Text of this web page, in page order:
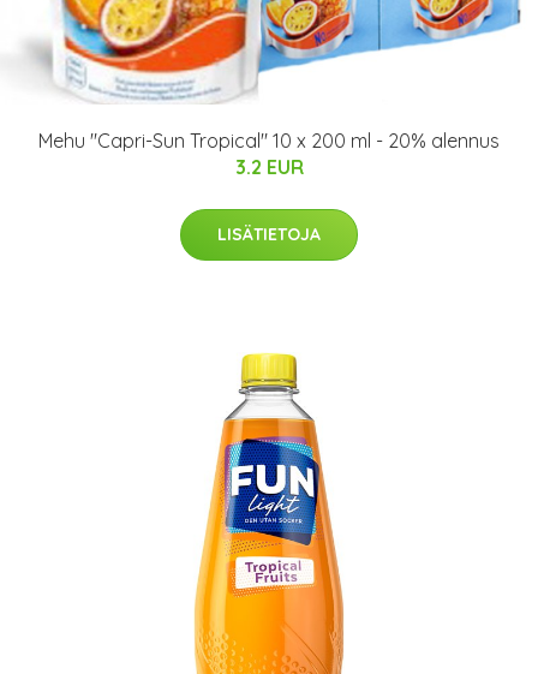
Mehu "Capri-Sun Tropical" 10 x 200 ml - 20% alennus
3.2 EUR
LISÄTIETOJA